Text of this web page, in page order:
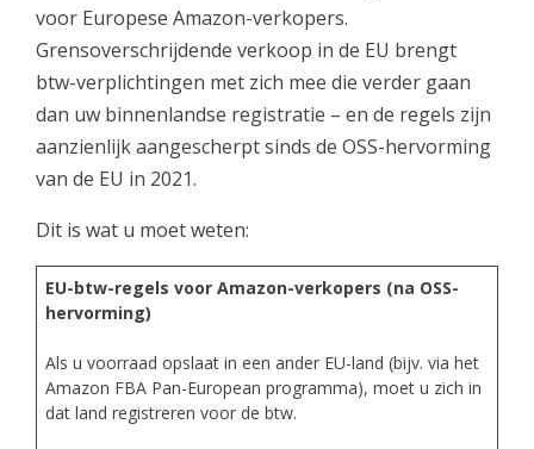
voor Europese Amazon-verkopers.
Grensoverschrijdende verkoop in de EU brengt
btw-verplichtingen met zich mee die verder gaan
dan uw binnenlandse registratie – en de regels zijn
aanzienlijk aangescherpt sinds de OSS-hervorming
van de EU in 2021.
Dit is wat u moet weten:
EU-btw-regels voor Amazon-verkopers (na OSS-
hervorming)
Als u voorraad opslaat in een ander EU-land (bijv. via het
Amazon FBA Pan-European programma), moet u zich in
dat land registreren voor de btw.